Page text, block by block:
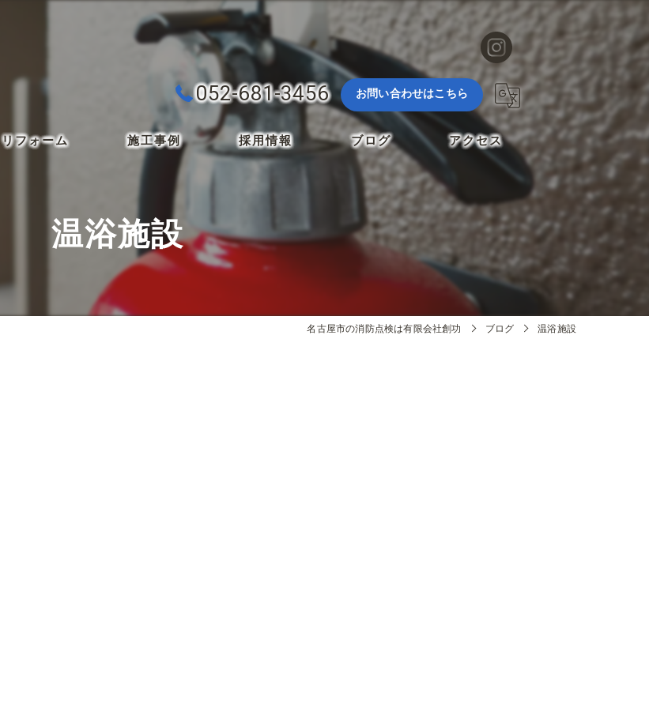
052-681-3456 お問い合わせはこちら
リフォーム 施工事例 採用情報 ブログ アクセス
温浴施設
名古屋市の消防点検は有限会社創功 ブログ 温浴施設